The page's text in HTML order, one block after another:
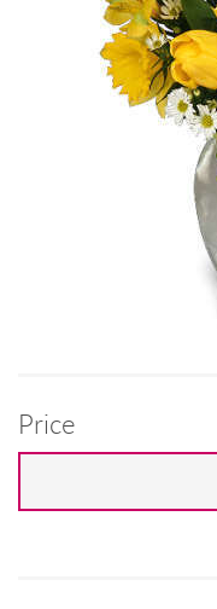
Price